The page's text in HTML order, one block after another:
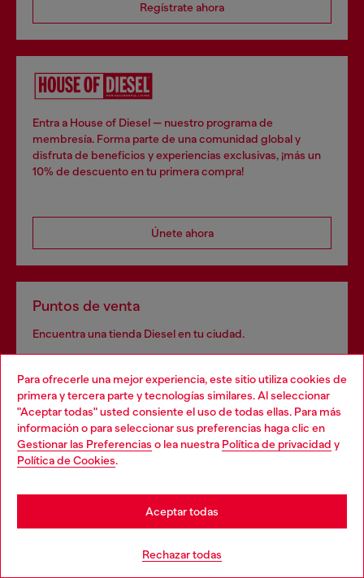
Para ofrecerle una mejor experiencia, este sitio utiliza cookies de
primera y tercera parte y tecnologías similares. Al seleccionar
"Aceptar todas" usted consiente el uso de todas ellas. Para más
información o para seleccionar sus preferencias haga clic en
Gestionar las Preferencias o lea nuestra Política de privacidad y
Política de Cookies.
Rechazar todas
Aceptar todas
Regístrate ahora
Entra a House of Diesel — nuestro programa de
membresía. Forma parte de una comunidad global y
disfruta de beneficios y experiencias exclusivas, ¡más un
10% de descuento en tu primera compra!
Únete ahora
Puntos de venta
Encuentra una tienda Diesel en tu ciudad.
Encuentra una tienda
Servicios omnicanal
Descubre todos nuestros servicios, tanto en línea como